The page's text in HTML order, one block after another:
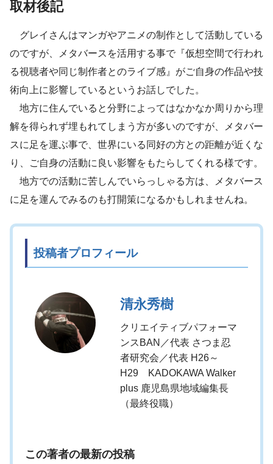
取材後記
グレイさんはマンガやアニメの制作として活動している
のですが、メタバースを活用する事で『仮想空間で行われ
る視聴者や同じ制作者とのライブ感』がご自身の作品や技
術向上に影響しているというお話しでした。
地方に住んでいると分野によってはなかなか周りから理
解を得られず埋もれてしまう方が多いのですが、メタバー
スに足を運ぶ事で、世界にいる同好の方との距離が近くな
り、ご自身の活動に良い影響をもたらしてくれる様です。
地方での活動に苦しんでいらっしゃる方は、メタバース
に足を運んでみるのも打開策になるかもしれませんね。
投稿者プロフィール
清永秀樹
クリエイティブパフォーマ
ンスBAN／代表 さつま忍
者研究会／代表 H26～
H29 KADOKAWA Walker
plus 鹿児島県地域編集長
（最終役職）
この著者の最新の投稿